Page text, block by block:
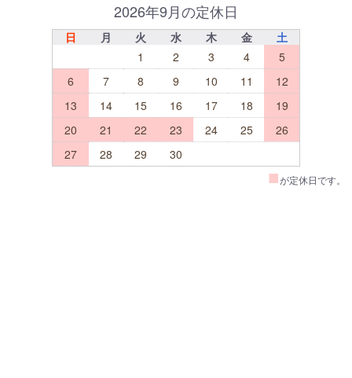
2026年9月の定休日
日 月 火 水 木 金
土
1
2 3 4
5
6
7 8 9 10 11
12
13
14 15 16 17 18
19
20
21 22 23 24 25
26
27
28 29 30
■が定休日です。